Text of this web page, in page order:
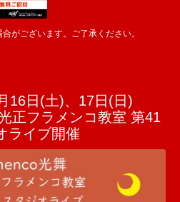
がございます。ご了承ください。
16日(土)、17日(日)
正フラメンコ教室 第41
ライブ開催